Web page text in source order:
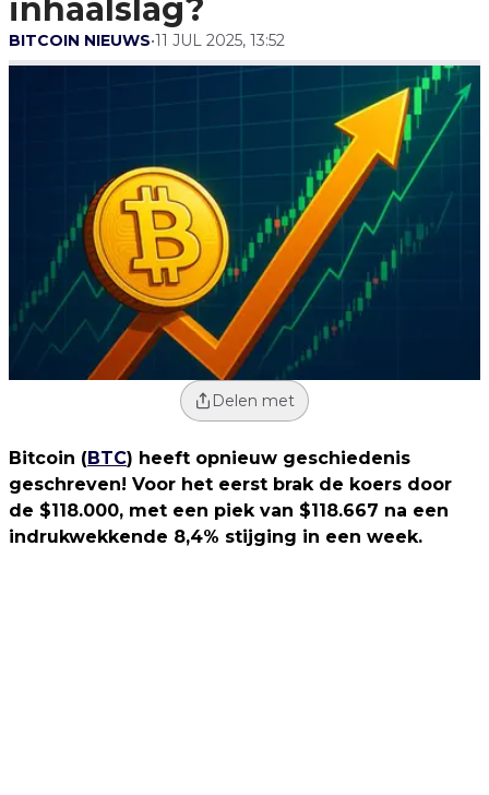
inhaalslag?
BITCOIN NIEUWS•11 JUL 2025, 13:52
Delen met
Bitcoin (BTC) heeft opnieuw geschiedenis
geschreven! Voor het eerst brak de koers door
de $118.000, met een piek van $118.667 na een
indrukwekkende 8,4% stijging in een week.